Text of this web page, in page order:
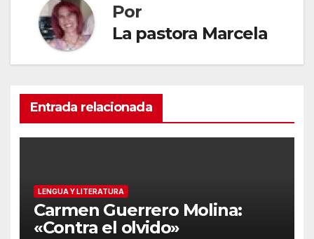
Por
La pastora Marcela
Entrada relacionada
LENGUA Y LITERATURA
Carmen Guerrero Molina:
«Contra el olvido»